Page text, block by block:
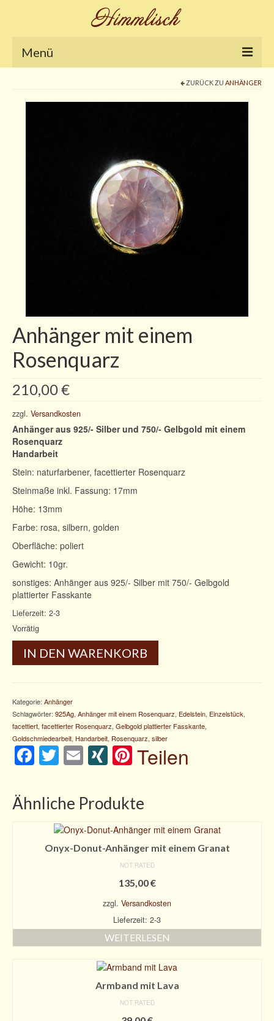
Menü
Armschmuck
Anhänger
Edelsteine
Über mich
Kontakt
Mein Konto
Konto-Details
ZURÜCK ZU ANHÄNGER
Anhänger mit einem
Rosenquarz
210,00€
zzgl. Versandkosten
Anhänger aus 925/- Silber und 750/- Gelbgold mit einem
Rosenquarz
Handarbeit
Stein: naturfarbener, facettierter Rosenquarz
Steinmaße inkl. Fassung: 17mm
Höhe: 13mm
Farbe: rosa, silbern, golden
Oberfläche: poliert
Gewicht: 10gr.
sonstiges: Anhänger aus 925/- Silber mit 750/- Gelbgold
plattierter Fasskante
Lieferzeit: 2-3
Vorrätig
IN DEN WARENKORB
Kategorie: Anhänger
Schlagwörter: 925Ag, Anhänger mit einem Rosenquarz, Edelstein, Einzelstück,
facettiert, facettierter Rosenquarz, Gelbgold plattierter Fasskante,
Goldschmiedearbeit, Handarbeit, Rosenquarz, silber
Facebook
Twitter
EmailXINGPinterest
Teilen
Ähnliche Produkte
Onyx-Donut-Anhänger mit einem Granat
NOT RATED
135,00€
zzgl. Versandkosten
Lieferzeit: 2-3
WEITERLESEN
Armband mit Lava
NOT RATED